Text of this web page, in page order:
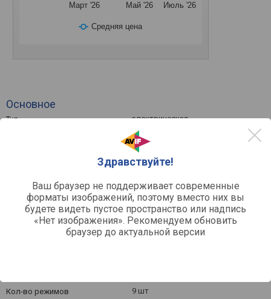
Здравствуйте!
Ваш браузер не поддерживает современные
форматы изображений, поэтому вместо них вы
будете видеть пустое пространство или надпись
«Нет изображения». Рекомендуем обновить
браузер до актуальной версии
Средняя цена
Март '26 Май '26 Июль '26
Основное
Тип
электрическая
утапливаемые с кнопками
57 л
до 250 °C
Дополнительно
Кол-во стекол дверцы
4
Направляющие противней
телескопические
Очистка внутренних стенок
пиролитическая
Кол-во режимов
9 шт